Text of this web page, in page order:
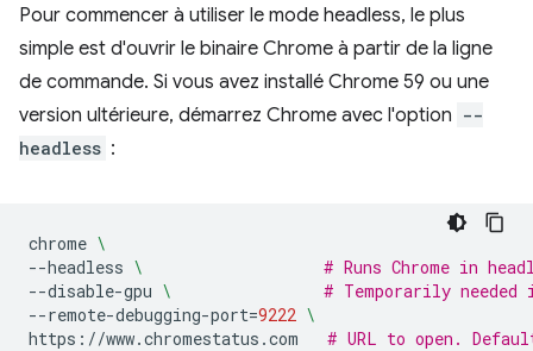
Pour commencer à utiliser le mode headless, le plus
simple est d'ouvrir le binaire Chrome à partir de la ligne
de commande. Si vous avez installé Chrome 59 ou une
version ultérieure, démarrez Chrome avec l'option --
headless :
chrome \
--headless \
# Runs Chrome in
--disable-gpu \
# Temporarily needed
--remote-debugging-port=9222 \
https://www.chromestatus.com
# URL to open.